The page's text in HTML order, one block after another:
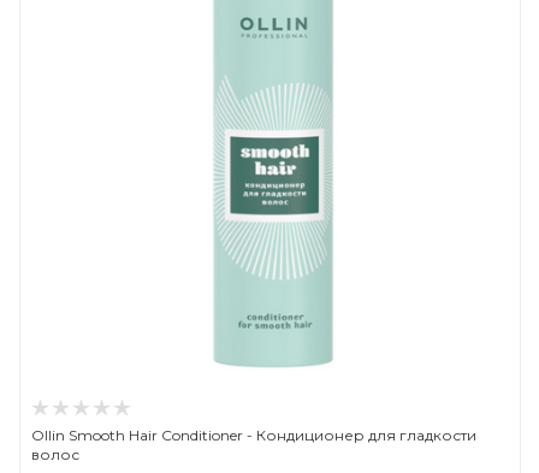
Ollin Smooth Hair Conditioner - Кондиционер для гладкости
волос